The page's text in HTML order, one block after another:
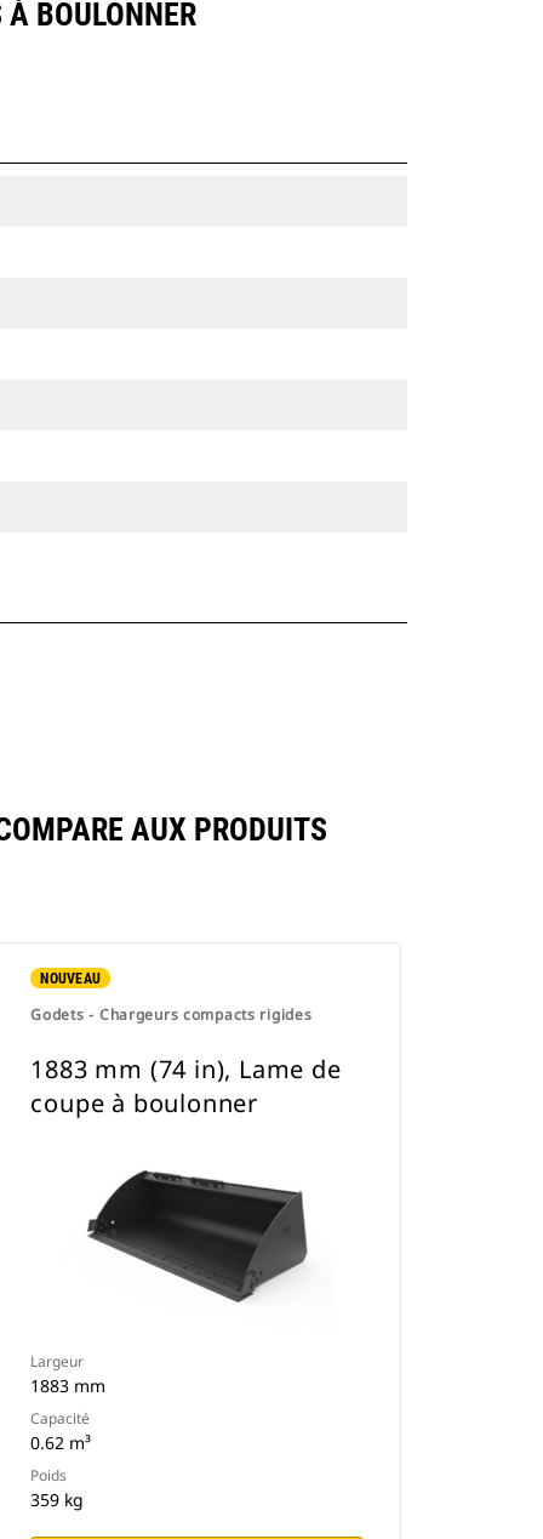
BOULONNER
AUX PRODUITS
NOUVEAU
Godets - Chargeurs compacts rigides
1883 mm (74 in), Lame de
coupe à boulonner
Largeur
1883 mm
Capacité
0.62 m³
Poids
359 kg